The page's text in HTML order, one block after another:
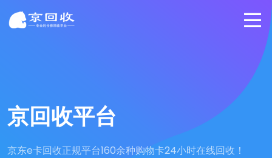
京回收平台
京东e卡回收正规平台160余种购物卡24小时在线回收！